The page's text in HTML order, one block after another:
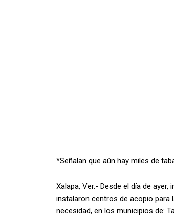
*Señalan que aún hay miles de
Xalapa, Ver.- Desde el día de
instalaron centros de acopio para
necesidad, en los municipios de: